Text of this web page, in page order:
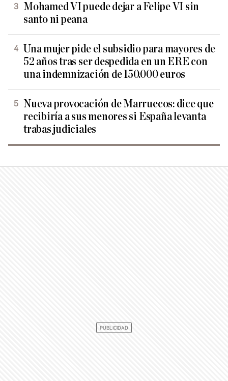
Mohamed VI puede dejar a Felipe VI sin
santo ni peana
Una mujer pide el subsidio para mayores de
52 años tras ser despedida en un ERE con
una indemnización de 150.000 euros
Nueva provocación de Marruecos: dice que
recibiría a sus menores si España levanta
trabas judiciales